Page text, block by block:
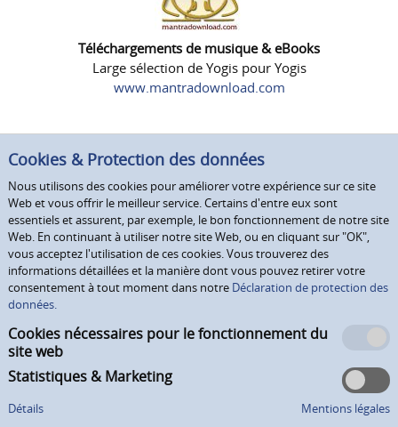
Téléchargements de musique & eBooks
Large sélection de Yogis pour Yogis
www.mantradownload.com
Cookies & Protection des données
Nous utilisons des cookies pour améliorer votre expérience sur ce site
Web et vous offrir le meilleur service. Certains d'entre eux sont
essentiels et assurent, par exemple, le bon fonctionnement de notre site
Web. En continuant à utiliser notre site Web, ou en cliquant sur "OK",
vous acceptez l'utilisation de ces cookies. Vous trouverez des
informations détaillées et la manière dont vous pouvez retirer votre
consentement à tout moment dans notre Déclaration de protection des
données.
Cookies nécessaires pour le fonctionnement du
site web
Statistiques & Marketing
Détails Mentions légales